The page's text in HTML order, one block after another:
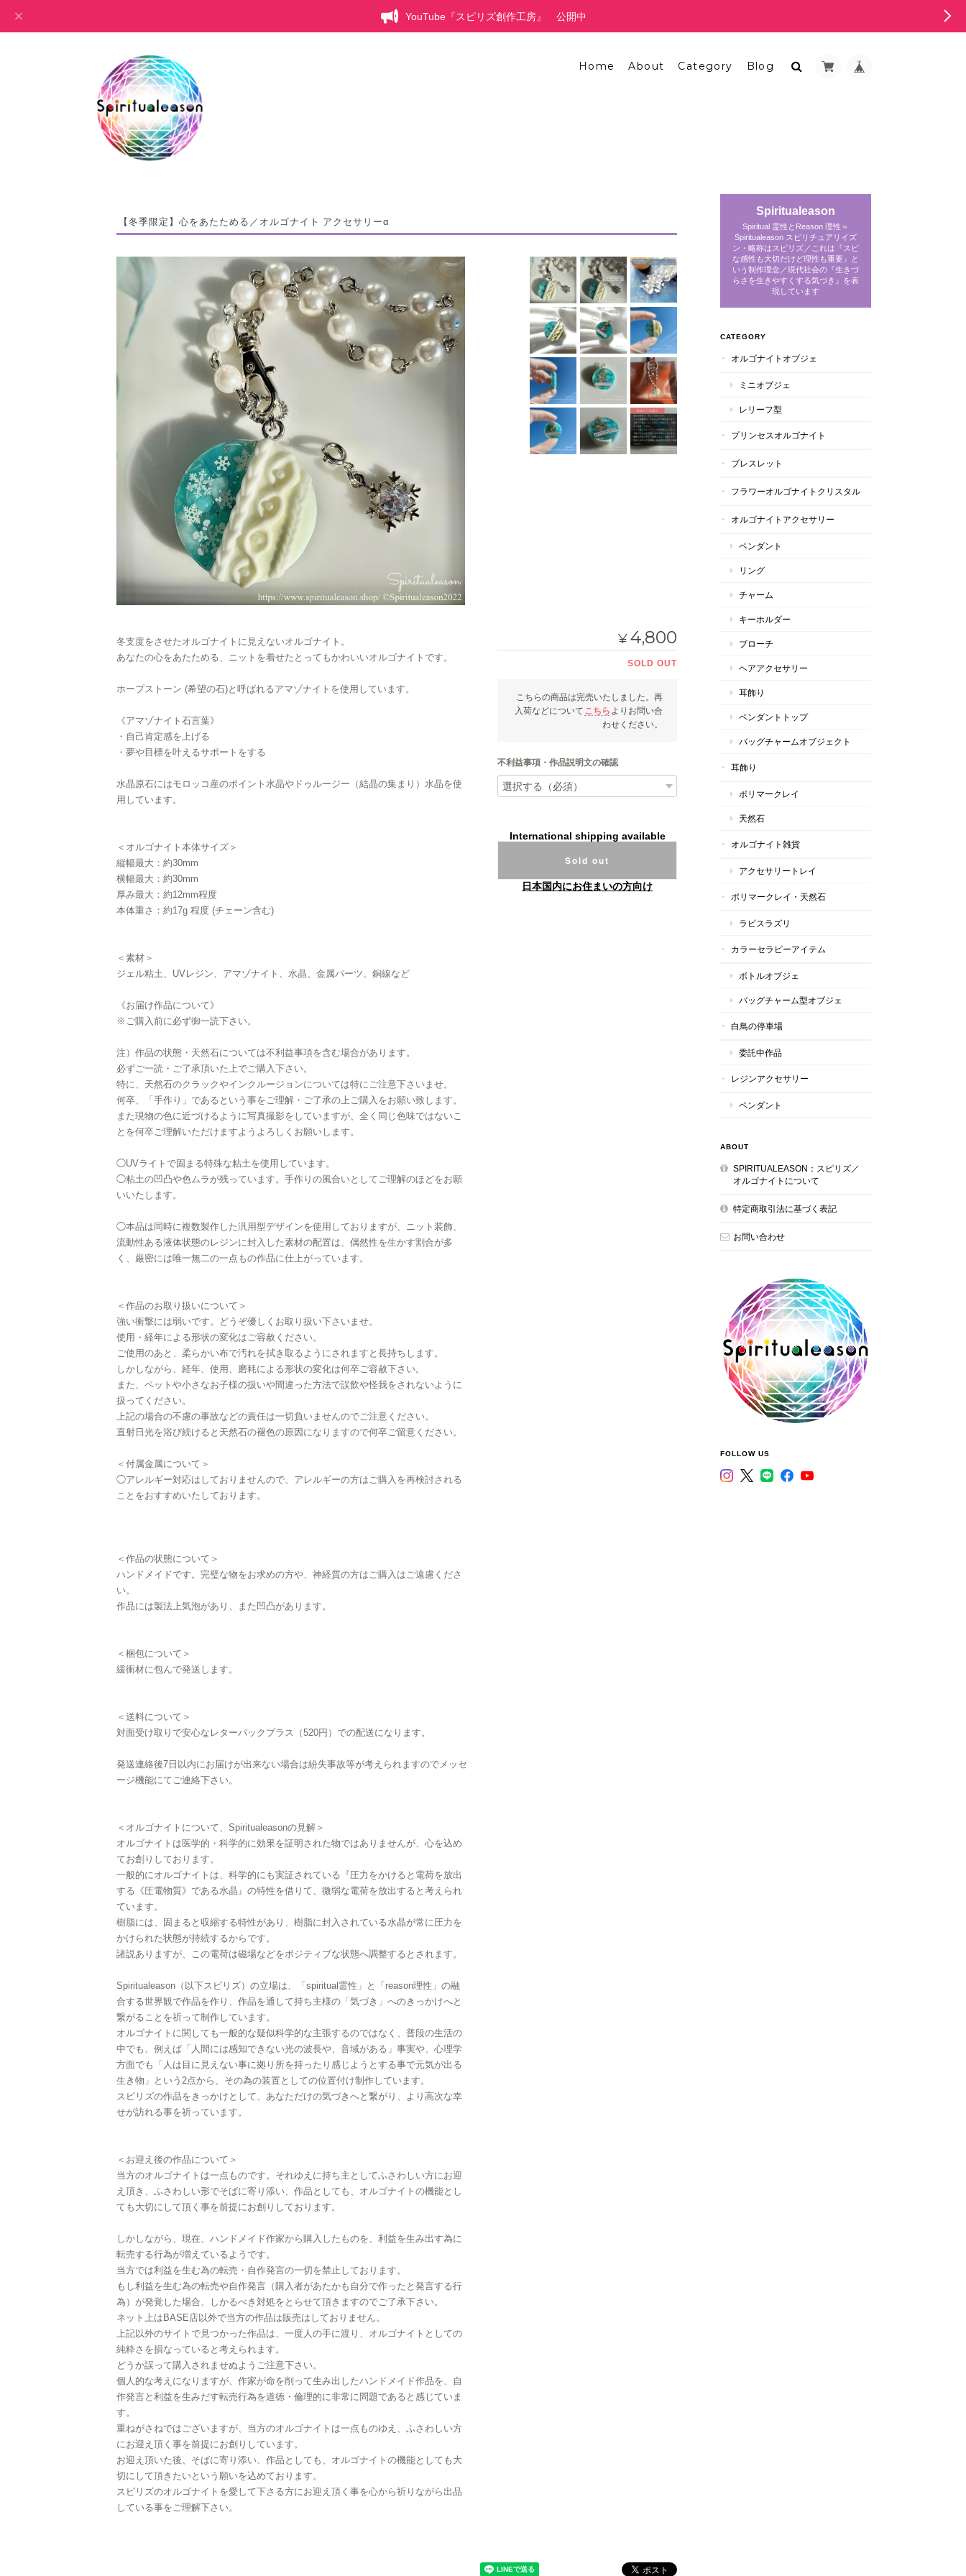
YouTube『スピリズ創作工房』 公開中
Home About Category Blog
【冬季限定】心をあたためる／オルゴナイト アクセサリーα
冬支度をさせたオルゴナイトに見えないオルゴナイト。
あなたの心をあたためる、ニットを着せたとってもかわいいオルゴナイトです。
ホープストーン (希望の石)と呼ばれるアマゾナイトを使用しています。
《アマゾナイト石言葉》
・自己肯定感を上げる
・夢や目標を叶えるサポートをする
水晶原石にはモロッコ産のポイント水晶やドゥルージー（結晶の集まり）水晶を使
用しています。
＜オルゴナイト本体サイズ＞
縦幅最大：約30mm
横幅最大：約30mm
厚み最大：約12mm程度
本体重さ：約17g 程度 (チェーン含む)
＜素材＞
ジェル粘土、UVレジン、アマゾナイト、水晶、金属パーツ、銅線など
《お届け作品について》
※ご購入前に必ず御一読下さい。
注）作品の状態・天然石については不利益事項を含む場合があります。
必ずご一読・ご了承頂いた上でご購入下さい。
特に、天然石のクラックやインクルージョンについては特にご注意下さいませ。
何卒、「手作り」であるという事をご理解・ご了承の上ご購入をお願い致します。
また現物の色に近づけるように写真撮影をしていますが、全く同じ色味ではないこ
とを何卒ご理解いただけますようよろしくお願いします。
◯UVライトで固まる特殊な粘土を使用しています。
◯粘土の凹凸や色ムラが残っています。手作りの風合いとしてご理解のほどをお願
いいたします。
◯本品は同時に複数製作した汎用型デザインを使用しておりますが、ニット装飾、
流動性ある液体状態のレジンに封入した素材の配置は、偶然性を生かす割合が多
く、厳密には唯一無二の一点もの作品に仕上がっています。
＜作品のお取り扱いについて＞
強い衝撃には弱いです。どうぞ優しくお取り扱い下さいませ。
使用・経年による形状の変化はご容赦ください。
ご使用のあと、柔らかい布で汚れを拭き取るようにされますと長持ちします。
しかしながら、経年、使用、磨耗による形状の変化は何卒ご容赦下さい。
また、ペットや小さなお子様の扱いや間違った方法で誤飲や怪我をされないように
扱ってください。
上記の場合の不慮の事故などの責任は一切負いませんのでご注意ください。
直射日光を浴び続けると天然石の褪色の原因になりますので何卒ご留意ください。
＜付属金属について＞
◯アレルギー対応はしておりませんので、アレルギーの方はご購入を再検討される
ことをおすすめいたしております。
＜作品の状態について＞
ハンドメイドです。完璧な物をお求めの方や、神経質の方はご購入はご遠慮くださ
い。
作品には製法上気泡があり、また凹凸があります。
＜梱包について＞
緩衝材に包んで発送します。
＜送料について＞
対面受け取りで安心なレターパックプラス（520円）での配送になります。
発送連絡後7日以内にお届けが出来ない場合は紛失事故等が考えられますのでメッセ
ージ機能にてご連絡下さい。
＜オルゴナイトについて、Spiritualeasonの見解＞
オルゴナイトは医学的・科学的に効果を証明された物ではありませんが、心を込め
てお創りしております。
一般的にオルゴナイトは、科学的にも実証されている『圧力をかけると電荷を放出
する《圧電物質》である水晶』の特性を借りて、微弱な電荷を放出すると考えられ
ています。
樹脂には、固まると収縮する特性があり、樹脂に封入されている水晶が常に圧力を
かけられた状態が持続するからです。
諸説ありますが、この電荷は磁場などをポジティブな状態へ調整するとされます。
Spiritualeason（以下スピリズ）の立場は、「spiritual霊性」と「reason理性」の融
合する世界観で作品を作り、作品を通して持ち主様の「気づき」へのきっかけへと
繋がることを祈って制作しています。
オルゴナイトに関しても一般的な疑似科学的な主張するのではなく、普段の生活の
中でも、例えば「人間には感知できない光の波長や、音域がある」事実や、心理学
方面でも「人は目に見えない事に拠り所を持ったり感じようとする事で元気が出る
生き物」という2点から、その為の装置としての位置付け制作しています。
スピリズの作品をきっかけとして、あなただけの気づきへと繋がり、より高次な幸
せが訪れる事を祈っています。
＜お迎え後の作品について＞
当方のオルゴナイトは一点ものです。それゆえに持ち主としてふさわしい方にお迎
え頂き、ふさわしい形でそばに寄り添い、作品としても、オルゴナイトの機能とし
ても大切にして頂く事を前提にお創りしております。
しかしながら、現在、ハンドメイド作家から購入したものを、利益を生み出す為に
転売する行為が増えているようです。
当方では利益を生む為の転売・自作発言の一切を禁止しております。
もし利益を生む為の転売や自作発言（購入者があたかも自分で作ったと発言する行
為）が発覚した場合、しかるべき対処をとらせて頂きますのでご了承下さい。
ネット上はBASE店以外で当方の作品は販売はしておりません。
上記以外のサイトで見つかった作品は、一度人の手に渡り、オルゴナイトとしての
純粋さを損なっていると考えられます。
どうか誤って購入されませぬようご注意下さい。
個人的な考えになりますが、作家が命を削って生み出したハンドメイド作品を、自
作発言と利益を生みだす転売行為を道徳・倫理的に非常に問題であると感じていま
す。
重ねがさねではございますが、当方のオルゴナイトは一点ものゆえ、ふさわしい方
にお迎え頂く事を前提にお創りしています。
お迎え頂いた後、そばに寄り添い、作品としても、オルゴナイトの機能としても大
切にして頂きたいという願いを込めております。
スピリズのオルゴナイトを愛して下さる方にお迎え頂く事を心から祈りながら出品
している事をご理解下さい。
¥4,800
SOLD OUT
こちらの商品は完売いたしました。再
入荷などについて こちら よりお問い合
わせください。
不利益事項・作品説明文の確認
International shipping available
Sold out
日本国内にお住まいの方向け
Spiritualeason
Spiritual 霊性とReason 理性＝
Spiritualeason スピリチュアリイズ
ン・略称はスピリズ／これは『スピ
な感性も大切だけど理性も重要』と
いう制作理念／現代社会の『生きづ
らさを生きやすくする気づき』を表
現しています
CATEGORY
オルゴナイトオブジェ
ミニオブジェ
レリーフ型
プリンセスオルゴナイト
ブレスレット
フラワーオルゴナイトクリスタル
オルゴナイトアクセサリー
ペンダント
リング
チャーム
キーホルダー
ブローチ
ヘアアクセサリー
耳飾り
ペンダントトップ
バッグチャームオブジェクト
耳飾り
ポリマークレイ
天然石
オルゴナイト雑貨
アクセサリートレイ
ポリマークレイ・天然石
ラピスラズリ
カラーセラピーアイテム
ボトルオブジェ
バッグチャーム型オブジェ
白鳥の停車場
委託中作品
レジンアクセサリー
ペンダント
ABOUT
SPIRITUALEASON：スピリズ／
オルゴナイトについて
特定商取引法に基づく表記
お問い合わせ
FOLLOW US